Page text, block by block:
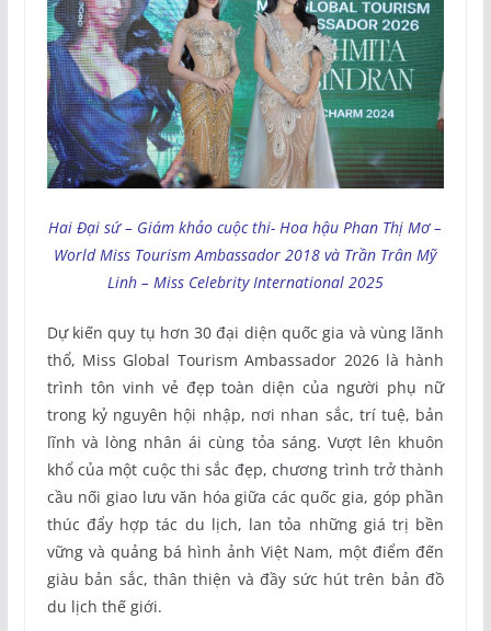
Hai Đại sứ – Giám khảo cuộc thi- Hoa hậu Phan Thị Mơ –
World Miss Tourism Ambassador 2018 và Trần Trân Mỹ
Linh – Miss Celebrity International 2025
Dự kiến quy tụ hơn 30 đại diện quốc gia và vùng lãnh
thổ, Miss Global Tourism Ambassador 2026 là hành
trình tôn vinh vẻ đẹp toàn diện của người phụ nữ
trong kỷ nguyên hội nhập, nơi nhan sắc, trí tuệ, bản
lĩnh và lòng nhân ái cùng tỏa sáng. Vượt lên khuôn
khổ của một cuộc thi sắc đẹp, chương trình trở thành
cầu nối giao lưu văn hóa giữa các quốc gia, góp phần
thúc đẩy hợp tác du lịch, lan tỏa những giá trị bền
vững và quảng bá hình ảnh Việt Nam, một điểm đến
giàu bản sắc, thân thiện và đầy sức hút trên bản đồ
du lịch thế giới.